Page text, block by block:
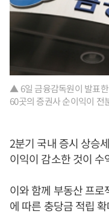
▲ 6일 금융감독원이 발표한
60곳의 증권사 순이익이 전
2분기 국내 증시 상승
이익이 감소한 것이
이와 함께 부동산 프
에 따른 충당금 적립